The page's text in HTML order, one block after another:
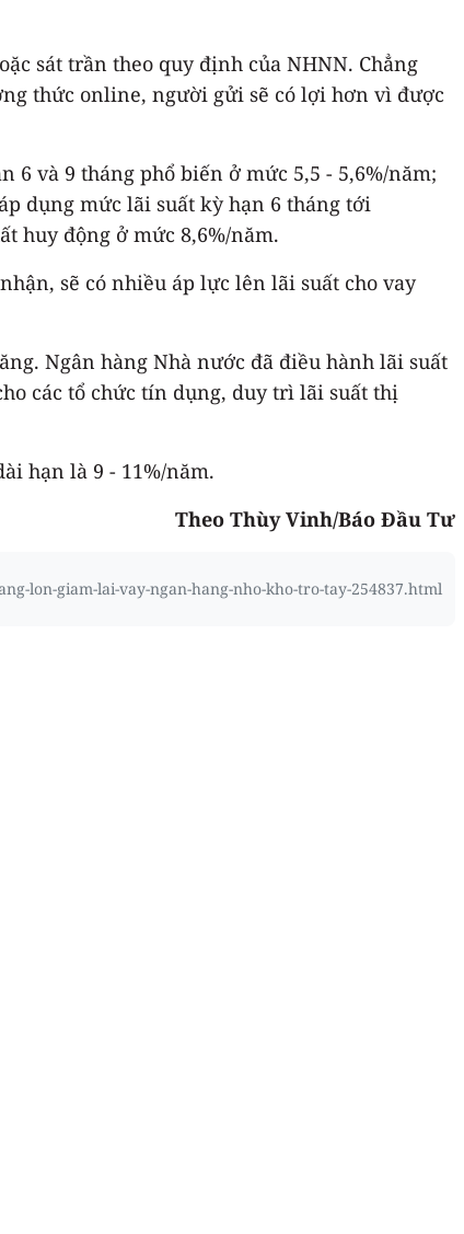
sát trần theo quy định của NHNN. Chẳng
thức online, người gửi sẽ có lợi hơn vì được
và 9 tháng phổ biến ở mức 5,5 - 5,6%/năm;
dụng mức lãi suất kỳ hạn 6 tháng tới
huy động ở mức 8,6%/năm.
sẽ có nhiều áp lực lên lãi suất cho vay
Ngân hàng Nhà nước đã điều hành lãi suất
các tổ chức tín dụng, duy trì lãi suất thị
hạn là 9 - 11%/năm.
Theo Thùy Vinh/Báo Đầu Tư
lon-giam-lai-vay-ngan-hang-nho-kho-tro-tay-254837.html